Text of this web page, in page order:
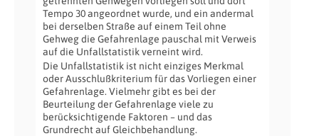
Tempo 30 angeordnet wurde, und ein andermal
bei derselben Straße auf einem Teil ohne
Gehweg die Gefahrenlage pauschal mit Verweis
auf die Unfallstatistik verneint wird.
Die Unfallstatistik ist nicht einziges Merkmal
oder Ausschlußkriterium für das Vorliegen einer
Gefahrenlage. Vielmehr gibt es bei der
Beurteilung der Gefahrenlage viele zu
berücksichtigende Faktoren – und das
Grundrecht auf Gleichbehandlung.